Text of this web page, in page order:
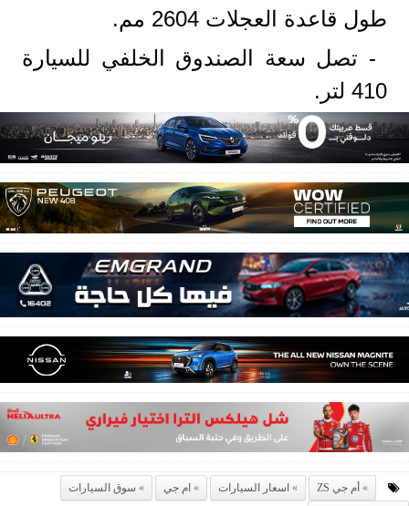
طول قاعدة العجلات 2604 مم.
- تصل سعة الصندوق الخلفي للسيارة
410 لتر.
أم جي ZS اسعار السيارات ام جي
سوق السيارات